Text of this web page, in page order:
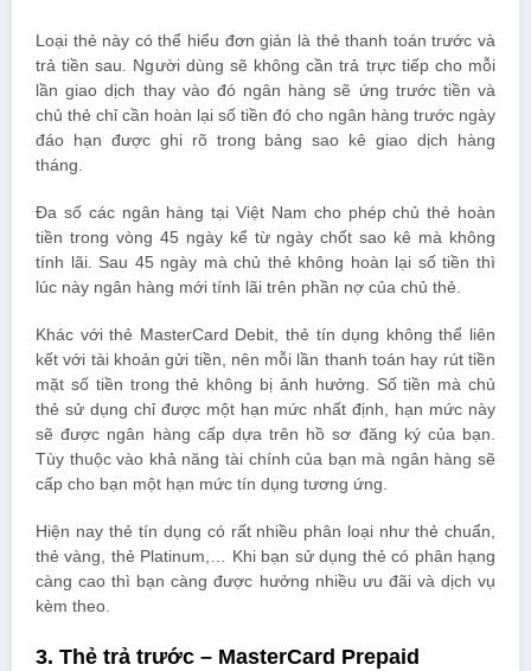
Loại thẻ này có thể hiểu đơn giản là thẻ thanh toán trước và
trả tiền sau. Người dùng sẽ không cần trả trực tiếp cho mỗi
lần giao dịch thay vào đó ngân hàng sẽ ứng trước tiền và
chủ thẻ chỉ cần hoàn lại số tiền đó cho ngân hàng trước ngày
đáo hạn được ghi rõ trong bảng sao kê giao dịch hàng
tháng.
Đa số các ngân hàng tại Việt Nam cho phép chủ thẻ hoàn
tiền trong vòng 45 ngày kể từ ngày chốt sao kê mà không
tính lãi. Sau 45 ngày mà chủ thẻ không hoàn lại số tiền thì
lúc này ngân hàng mới tính lãi trên phần nợ của chủ thẻ.
Khác với thẻ MasterCard Debit, thẻ tín dụng không thể liên
kết với tài khoản gửi tiền, nên mỗi lần thanh toán hay rút tiền
mặt số tiền trong thẻ không bị ảnh hưởng. Số tiền mà chủ
thẻ sử dụng chỉ được một hạn mức nhất định, hạn mức này
sẽ được ngân hàng cấp dựa trên hồ sơ đăng ký của bạn.
Tùy thuộc vào khả năng tài chính của bạn mà ngân hàng sẽ
cấp cho bạn một hạn mức tín dụng tương ứng.
Hiện nay thẻ tín dụng có rất nhiều phân loại như thẻ chuẩn,
thẻ vàng, thẻ Platinum,… Khi bạn sử dụng thẻ có phân hạng
càng cao thì bạn càng được hưởng nhiều ưu đãi và dịch vụ
kèm theo.
3. Thẻ trả trước – MasterCard Prepaid